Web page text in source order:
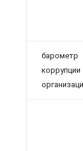
коррупции